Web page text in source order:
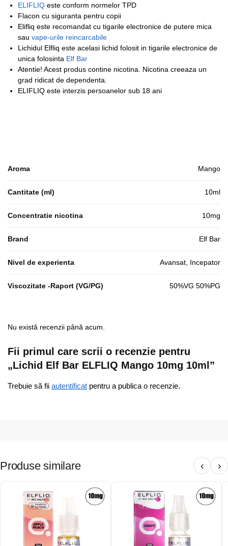
ELIFLIQ este conform normelor TPD
Flacon cu siguranta pentru copii
Elifliq este recomandat cu tigarile electronice de putere mica
sau vape-urile reincarcabile
Lichidul Elfliq este acelasi lichid folosit in tigarile electronice de
unica folosinta Elf Bar
Atentie! Acest produs contine nicotina. Nicotina creeaza un
grad ridicat de dependenta.
ELIFLIQ este interzis persoanelor sub 18 ani
Aroma Mango
Cantitate (ml) 10ml
Concentratie nicotina 10mg
Brand Elf Bar
Nivel de experienta Avansat, Incepator
Viscozitate -Raport (VG/PG) 50%VG 50%PG
Nu există recenzii până acum.
Fii primul care scrii o recenzie pentru
„Lichid Elf Bar ELFLIQ Mango 10mg 10ml”
Trebuie să fii autentificat pentru a publica o recenzie.
Produse similare ‹ ›